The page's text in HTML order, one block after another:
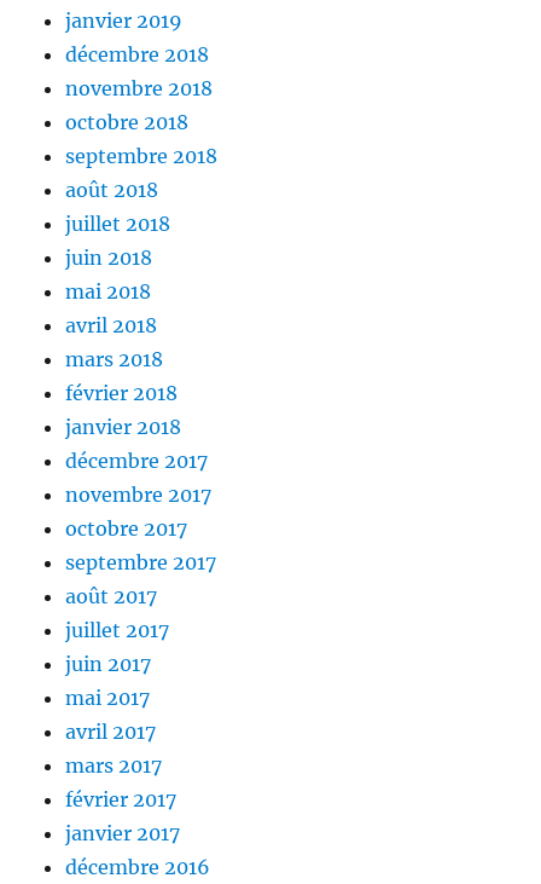
janvier 2019
décembre 2018
novembre 2018
octobre 2018
septembre 2018
août 2018
juillet 2018
juin 2018
mai 2018
avril 2018
mars 2018
février 2018
janvier 2018
décembre 2017
novembre 2017
octobre 2017
septembre 2017
août 2017
juillet 2017
juin 2017
mai 2017
avril 2017
mars 2017
février 2017
janvier 2017
décembre 2016